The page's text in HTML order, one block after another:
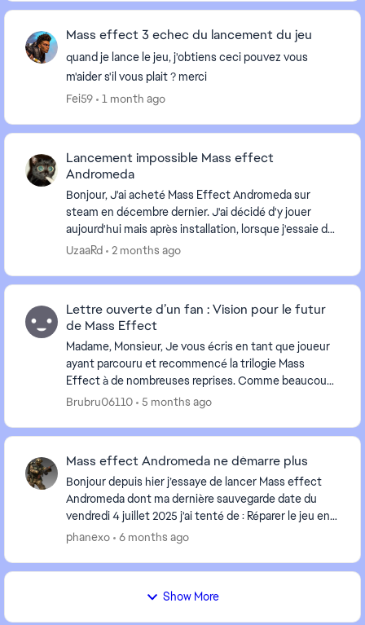
Mass effect 3 echec du lancement du jeu
quand je lance le jeu, j'obtiens ceci pouvez vous
m'aider s'il vous plait ? merci
Fei59
1 month ago
Lancement impossible Mass effect
Andromeda
Bonjour, J'ai acheté Mass Effect Andromeda sur
steam en décembre dernier. J'ai décidé d'y jouer
aujourd'hui mais après installation, lorsque j'essaie de
lancer le jeu, que ce soit à partir de steam ...
UzaaRd 2 months ago
Lettre ouverte d’un fan : Vision pour le futur
de Mass Effect
Madame, Monsieur, Je vous écris en tant que joueur
ayant parcouru et recommencé la trilogie Mass
Effect à de nombreuses reprises. Comme beaucoup
d’autres fans, cette saga ne représente pas
Brubru06110 5 months ago
Mass effect Andromeda ne démarre plus
Bonjour depuis hier j’essaye de lancer Mass effect
Andromeda dont ma dernière sauvegarde date du
‎vendredi ‎4 ‎juillet ‎2025 j'ai tenté de : Réparer le jeu en
Francais Réparer le jeu en Angla...
phanexo 6 months ago
Show More